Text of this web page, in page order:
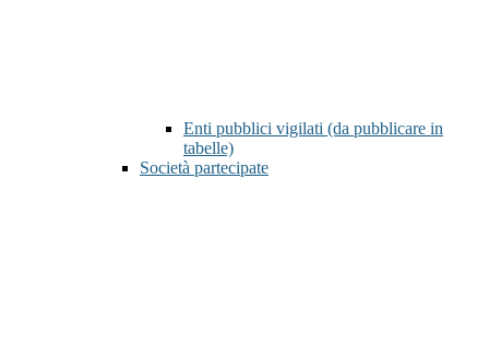
Enti pubblici vigilati (da pubblicare in
tabelle)
Società partecipate